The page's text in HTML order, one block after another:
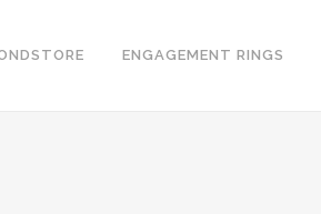
ENGAGEMENT RINGS